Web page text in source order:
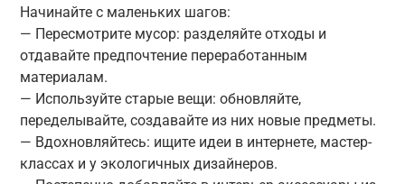
Начинайте с маленьких шагов:
— Пересмотрите мусор: разделяйте отходы и
отдавайте предпочтение переработанным
материалам.
— Используйте старые вещи: обновляйте,
переделывайте, создавайте из них новые предметы.
— Вдохновляйтесь: ищите идеи в интернете, мастер-
классах и у экологичных дизайнеров.